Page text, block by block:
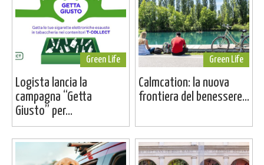
Green Life
Logista lancia la
campagna “Getta
Giusto” per...
Green Life
Calmcation: la nuova
frontiera del benessere...